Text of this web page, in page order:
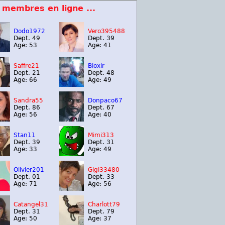
membres en ligne ...
Dodo1972
Dept. 49
Age: 53
Vero395488
Dept. 39
Age: 41
Saffre21
Dept. 21
Age: 66
Bioxir
Dept. 48
Age: 49
Sandra55
Dept. 86
Age: 56
Donpaco67
Dept. 67
Age: 40
Stan11
Dept. 39
Age: 33
Mimi313
Dept. 31
Age: 49
Olivier201
Dept. 01
Age: 71
Gigi33480
Dept. 33
Age: 56
Catangel31
Dept. 31
Age: 50
Charlott79
Dept. 79
Age: 37